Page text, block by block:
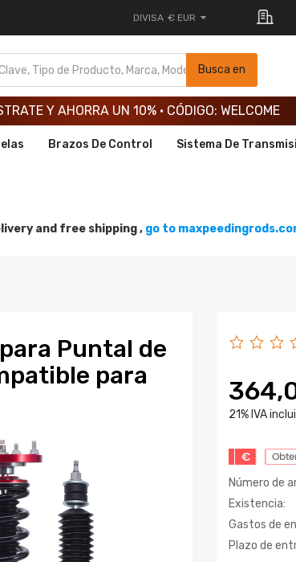
DIVISA € EUR
Busca en
Y AHORRA UN 10% · CÓDIGO: WELCOME
Y AHORRA UN 10% · CÓDIGO: WELCOME
Y AHORRA UN 10% · CÓDIGO: WELCOME
Brazos De Control Sistema De
and free shipping , go to
Puntal de
para
21% IVA
€
Número de
Existencia:
Gastos de
Plazo de